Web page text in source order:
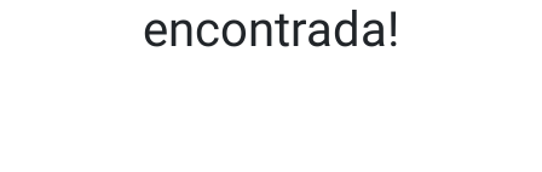
encontrada!